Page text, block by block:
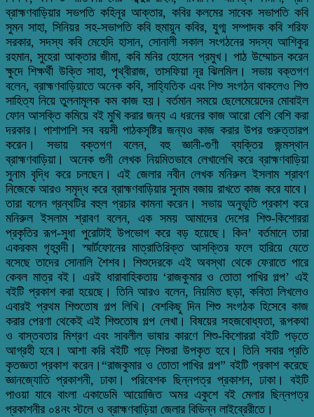
ব্রাহ্মণবাড়িয়ার সভপতি কহিনূর আক্তার, কবির কলমের সাবেক সভাপতি কবি
সুমন সাহা, সিনিয়র সহ-সভাপতি কবি হুমায়ুন কবির, যুগ্ম সম্পাদক কবি শরিফ
সরকার, সদস্য কবি মেহেদি হাসান, সোনালী সকাল সংগঠনের সদস্য আশিকুর
রহমান, সুহেরা আক্তার জীমা, কবি মনির হোসেন প্রমুখ। পাঠ উম্মোচন করেন
ক্ষুদে শিক্ষর্থী উক্তি সাহা, পৃথ্বীরাজ, তাসফিয়া নূর ঝিলমিল। সভায় বক্তগণ
বলেন, ব্রাহ্মণবাড়িয়াতে অনেক কবি, সাহ্যিতিক এবং শিশু সংগঠন থাকলেও শিশু
সাহিত্য নিয়ে তুলনামূলক কম কাজ হয়। বর্তমান সময়ে ছেলেমেয়েদের মোবাইল
ফোন আসক্তি কমিয়ে বই মুখি করার জন্য এ ধরনের কাজ আরো বেশি বেশি করা
দরকার। পাশাপাশি সব বয়সী পাঠকসৃষ্টির জন্যও কাজ করার উপর গুরুত্তারপ
করেন। সভায় বক্তগণ বলেন, বহু জ্ঞানী-গুণী ব্যক্তির জন্মস্থান
ব্রাহ্মণবাড়িয়া। অনেক গুনী লেখক নিয়মিতভাবে লেখালেখি করে ব্রাহ্মণবাড়িয়া
সুনাম বৃদ্ধি করে চলছেন। এই জেলার নবীন লেখক মনিরুল ইসলাম শ্রাবণ
নিজেকে আরও সমৃদ্ধ করে ব্রাহ্মণবাড়িয়ার সুনাম বজায় রাখতে কাজ করে যাবে।
তারা বলেন গ্রন্থটির বহুল প্রচার কামনা করেন। সভায় অনুভূতি প্রকাশ করে
মনিরুল ইসলাম শ্রাবণ বলেন, এক সময় আমাদের দেশের শিশু-কিশোররা
প্রকৃতির রূপ-সুধা পুরোটাই উপভোগ করে বড় হয়েছে। কিন’ বর্তমানে তারা
একরকম গৃহবন্দী। স্মার্টফোনের মাত্রাতিরিক্ত আসক্তির ফলে হারিয়ে যেতে
বসেছে তাদের সোনালি শৈশব। শিশুদেরকে এই অবস্থা থেকে ফেরাতে পারে
কেবল মাত্র বই। এরই ধারাবাহিকতায় ‘রাজকুমার ও তোতা পাখির গল্প’ এই
বইটি প্রকাশ করা হয়েছে। তিনি আরও বলেন, নিয়মিত ছড়া, কবিতা লিখলেও
এবারই প্রথম শিশুতোষ গল্প লিখি। বেশকিছু দিন শিশু সংগঠক হিসেবে কাজ
করার পেরণা থেকেই এই শিশুতোষ গল্প লেখা। বিষয়ের সহজবোধ্যতা, রূপকথা
ও বাস্তবতার মিশ্রণ এবং সাবলীল ভাষার কারণে শিশু-কিশোররা বইটি পড়তে
আগ্রহী হবে। আশা করি বইটি পড়ে শিশুরা উপকৃত হবে। তিনি সবার প্রতি
কৃতজ্ঞতা প্রকাশ করেন।“রাজকুমার ও তোতা পাখির গল্প” বইটি প্রকাশ করেছে
জ্ঞানজ্যোতি প্রকাশনী, ঢাকা। পরিবেশক ছিন্নপত্র প্রকাশন, ঢাকা। বইটি
পাওয়া যাবে বাংলা একাডেমি আয়োজিত অমর একুশে বই মেলার ছিন্নপত্র
প্রকাশনীর ০৪নং স্টলে ও ব্রাহ্মণবাড়িয়া জেলার বিভিন্ন লাইব্রেরীতে।